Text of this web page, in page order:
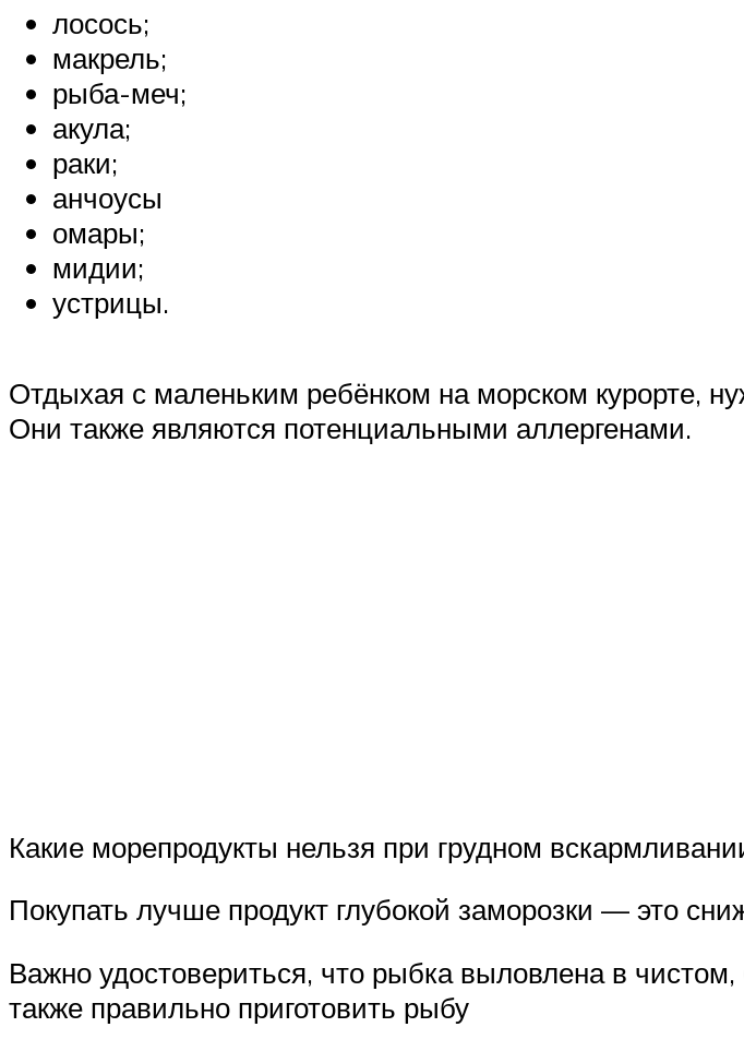
лосось;
макрель;
рыба-меч;
акула;
раки;
анчоусы
омары;
мидии;
устрицы.
Отдыхая с маленьким ребёнком на морском курорте,
Они также являются потенциальными аллергенами.
Какие морепродукты нельзя при грудном
Покупать лучше продукт глубокой заморозки — это
Важно удостовериться, что рыбка выловлена в
также правильно приготовить рыбу